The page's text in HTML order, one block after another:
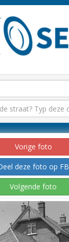
Vorige foto
deze foto op FB
Volgende foto